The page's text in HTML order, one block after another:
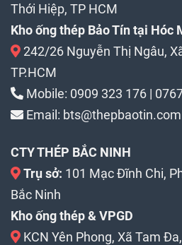
Thới Hiệp, TP HCM
Kho ống thép Bảo Tín tại Hóc
242/26 Nguyễn Thị Ngâu,
TP.HCM
Mobile: 0909 323 176 |
Email: bts@thepbaotin.com
CTY THÉP BẮC NINH
Trụ sở: 101 Mạc Đĩnh Chi,
Bắc Ninh
Kho ống thép & VPGD
KCN Yên Phong, Xã Tam